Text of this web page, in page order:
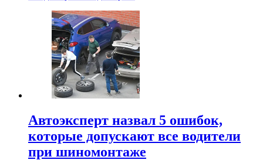
Автоэксперт назвал 5 ошибок,
которые допускают все водители
при шиномонтаже